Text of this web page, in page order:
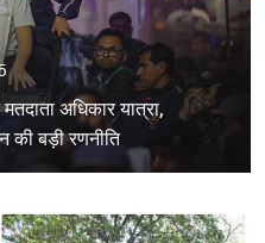
अधिकार यात्रा,
की बड़ी रणनीति